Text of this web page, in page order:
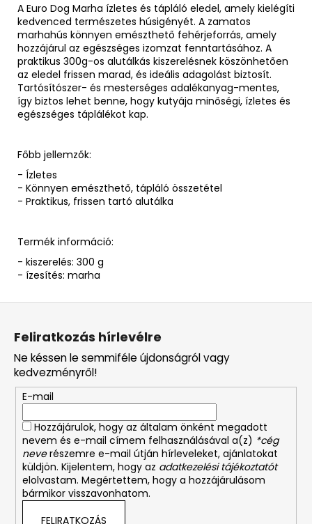
A Euro Dog Marha ízletes és tápláló eledel, amely kielégíti
kedvenced természetes húsigényét. A zamatos
marhahús könnyen emészthető fehérjeforrás, amely
hozzájárul az egészséges izomzat fenntartásához. A
praktikus 300g-os alutálkás kiszerelésnek köszönhetően
az eledel frissen marad, és ideális adagolást biztosít.
Tartósítószer- és mesterséges adalékanyag-mentes,
így biztos lehet benne, hogy kutyája minőségi, ízletes és
egészséges táplálékot kap.
Főbb jellemzők:
- Ízletes
- Könnyen emészthető, tápláló összetétel
- Praktikus, frissen tartó alutálka
Termék információ:
- kiszerelés: 300 g
- ízesítés: marha
L
Feliratkozás hírlevélre
Ne késsen le semmiféle újdonságról vagy
kedvezményről!
E-mail
Hozzájárulok, hogy az általam önként megadott
nevem és e-mail címem felhasználásával a(z) *cég
neverészemre e-mail útján hírleveleket, ajánlatokat
küldjön. Kijelentem, hogy az adatkezelési tájékoztatót
elolvastam. Megértettem, hogy a hozzájárulásom
bármikor visszavonhatom.
FELIRATKOZÁS